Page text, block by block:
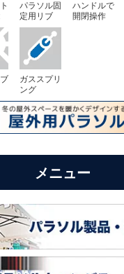
パラソル固
定用リブ
ハンドルで
開閉操作
ガススプリ
ング
メニュー